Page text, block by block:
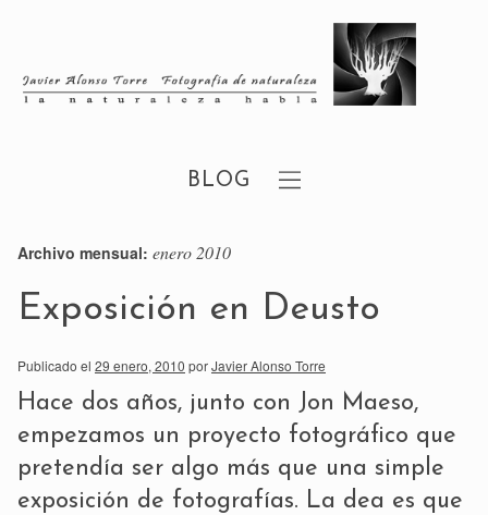
BLOG
Archivo mensual: enero 2010
Exposición en Deusto
Publicado el 29 enero, 2010 porJavier Alonso Torre
Hace dos años, junto con Jon Maeso,
empezamos un proyecto fotográfico que
pretendía ser algo más que una simple
exposición de fotografías. La dea es que